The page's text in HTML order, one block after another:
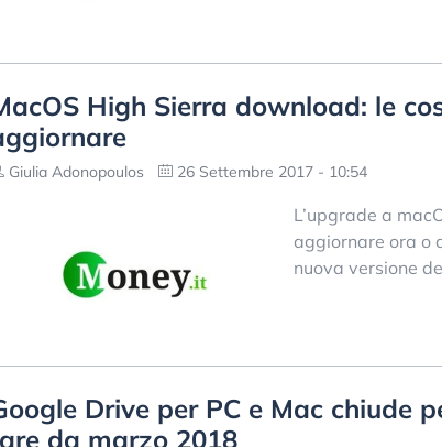
High Sierra download: le
Giulia Adonopoulos 26 Settembre 2017 - 10:54
L’upgrade a
aggiornare ora o
nuova versione
Drive per PC e Mac chiude
da marzo 2018